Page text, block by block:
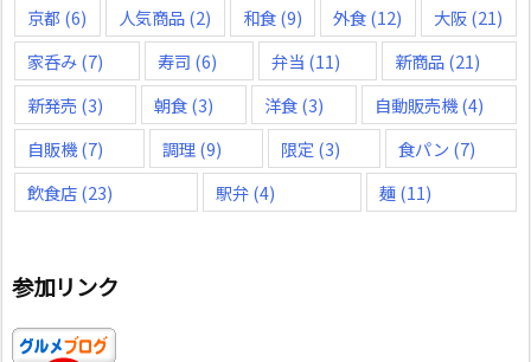
京都 (6) 人気商品(2) 和食(9) 外食(12) 大阪(21)
家呑み(7) 寿司 (6) 弁当 (11) 新商品(21)
新発売 (3) 朝食(3) 洋食(3) 自動販売機(4)
自販機(7) 調理(9) 限定 (3) 食パン (7)
飲食店(23) 駅弁(4) 麺(11)
参加リンク